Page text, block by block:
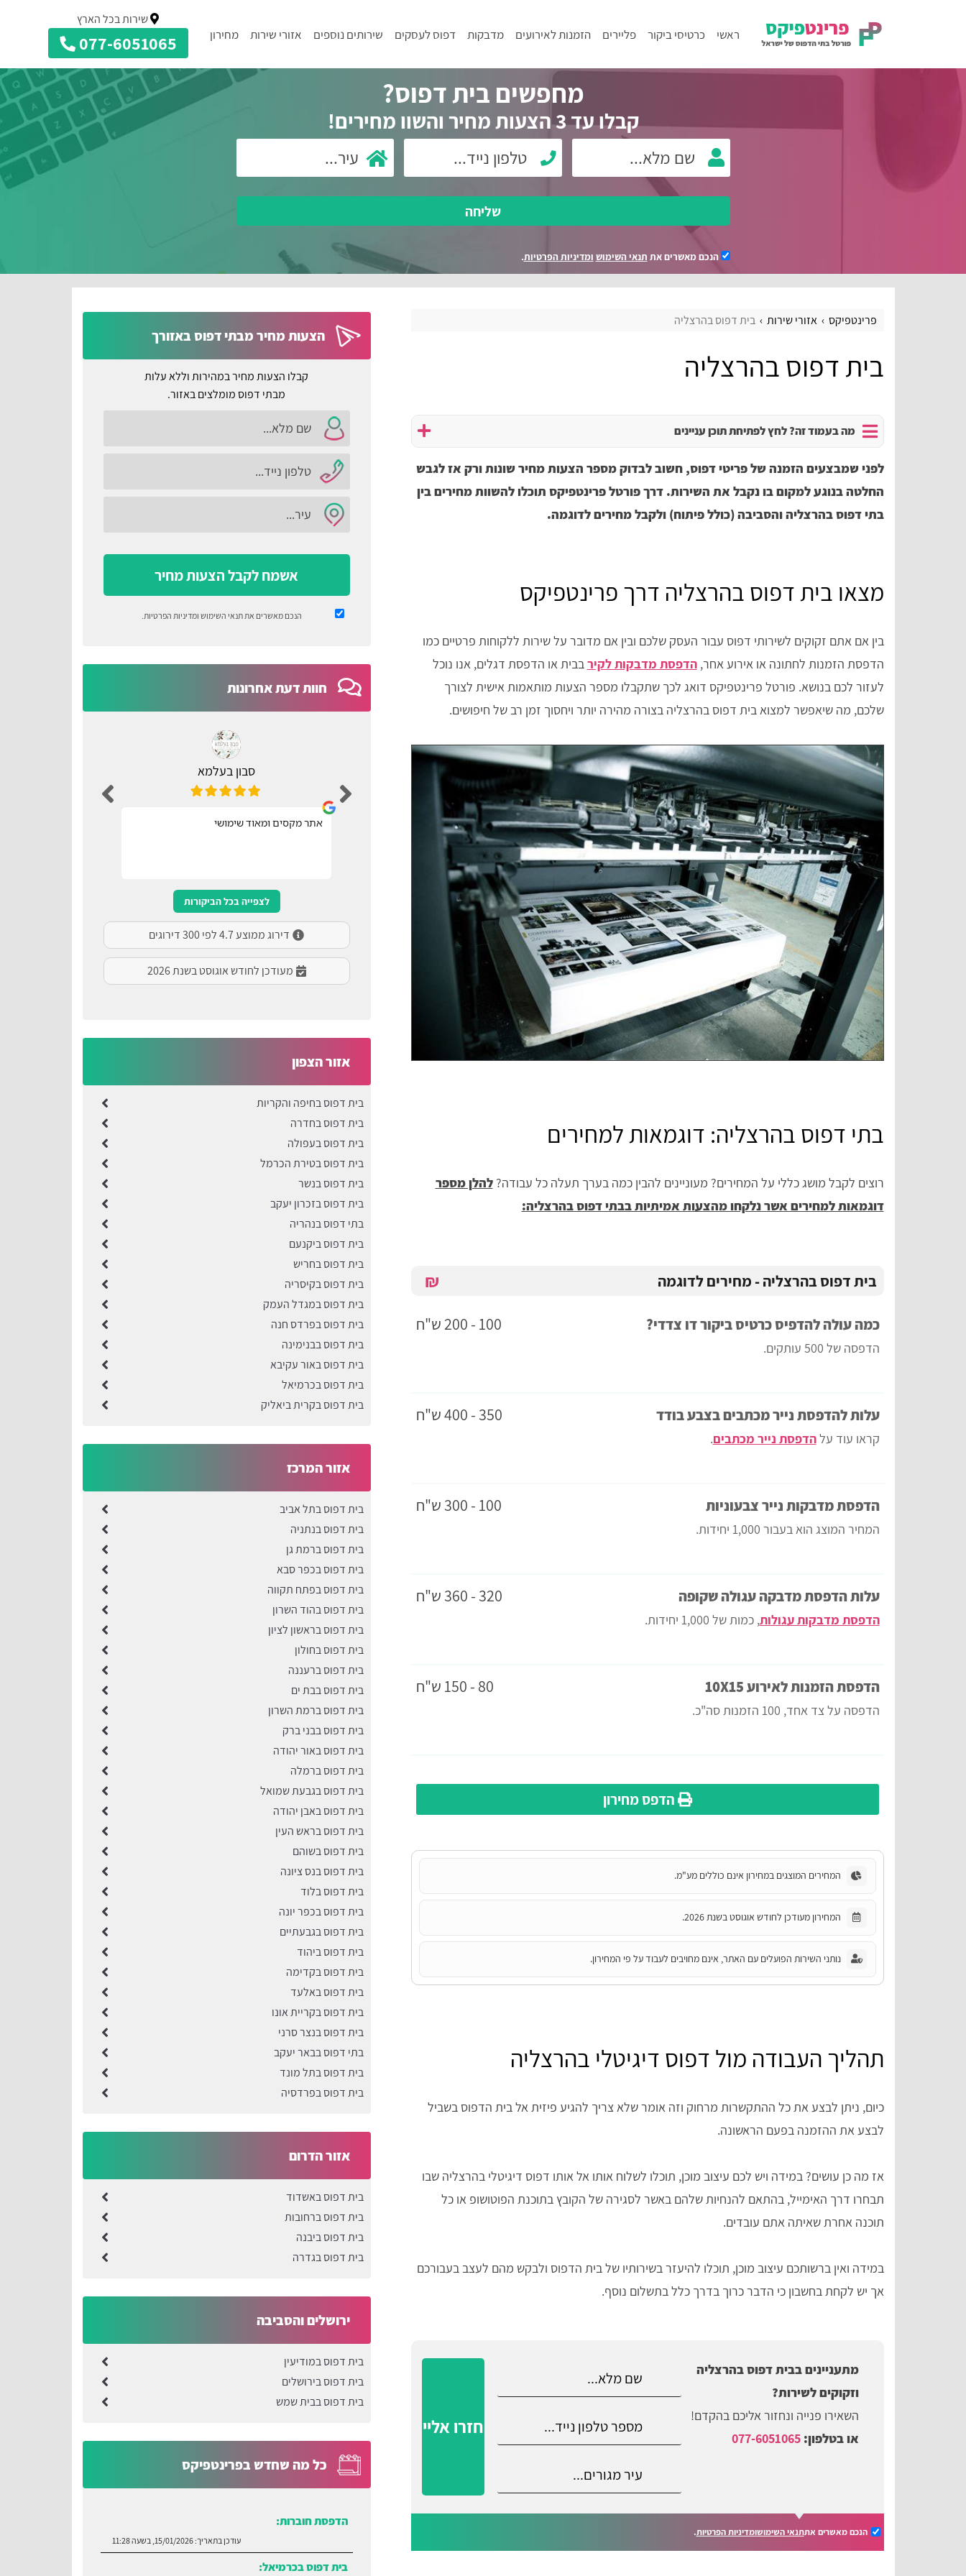
ראשי כרטיסי ביקור פליירים הזמנות לאירועים מדבקות דפוס לעסקים שירותים נוספים אזורי שירות מחירון
שירות בכל הארץ
077-6051065
מחפשים בית דפוס?
קבלו עד 3 הצעות מחיר והשוו מחירים!
שליחה
הנכם מאשרים את תנאי השימוש ומדיניות הפרטיות.
פרינטפיקס אזורי שירות בית דפוס בהרצליה
בית דפוס בהרצליה
מה בעמוד זה? לחץ לפתיחת תוכן עניינים
לפני שמבצעים הזמנה של פריטי דפוס, חשוב לבדוק מספר הצעות מחיר שונות ורק אז לגבש
החלטה בנוגע למקום בו נקבל את השירות. דרך פורטל פרינטפיקס תוכלו להשוות מחירים בין
בתי דפוס בהרצליה והסביבה (כולל פיתוח) ולקבל מחירים לדוגמה.
מצאו בית דפוס בהרצליה דרך פרינטפיקס
בין אם אתם זקוקים לשירותי דפוס עבור העסק שלכם ובין אם מדובר על שירות ללקוחות פרטיים כמו
הדפסת הזמנות לחתונה או אירוע אחר,הדפסת מדבקות לקירבבית או הדפסת דגלים, אנו נוכל
לעזור לכם בנושא. פורטל פרינטפיקס דואג לכך שתקבלו מספר הצעות מותאמות אישית לצורך
שלכם, מה שיאפשר למצוא בית דפוס בהרצליה בצורה מהירה יותר ויחסוך זמן רב של חיפושים.
בתי דפוס בהרצליה: דוגמאות למחירים
רוצים לקבל מושג כללי על המחירים? מעוניינים להבין כמה בערך תעלה כל עבודה?להלן מספר
דוגמאות למחירים אשר נלקחו מהצעות אמיתיות בבתי דפוס בהרצליה:
₪ בית דפוס בהרצליה - מחירים לדוגמה
כמה עולה להדפיס כרטיס ביקור דו צדדי?
הדפסה של 500 עותקים.
100 - 200 ש"ח
עלות להדפסת נייר מכתבים בצבע בודד
קראו עוד עלהדפסת נייר מכתבים.
350 - 400 ש"ח
הדפסת מדבקות נייר צבעוניות
המחיר המוצג הוא בעבור 1,000 יחידות.
100 - 300 ש"ח
עלות הדפסת מדבקה עגולה שקופה
הדפסת מדבקות עגולות, כמות של 1,000 יחידות.
320 - 360 ש"ח
הדפסת הזמנות לאירוע 10X15
הדפסה על צד אחד, 100 הזמנות סה"כ.
80 - 150 ש"ח
הדפס מחירון
המחירים המוצגים במחירון אינם כוללים מע"מ.
המחירון מעודכן לחודש אוגוסט בשנת 2026.
נותני השירות הפועלים עם האתר, אינם מחויבים לעבוד על פי המחירון.
תהליך העבודה מול דפוס דיגיטלי בהרצליה
כיום, ניתן לבצע את כל ההתקשרות מרחוק וזה אומר שלא צריך להגיע פיזית אל בית הדפוס בשביל
לבצע את ההזמנה בפעם הראשונה.
אז מה כן עושים? במידה ויש לכם עיצוב מוכן, תוכלו לשלוח אותו אל אותו דפוס דיגיטלי בהרצליה שבו
תבחרו דרך האימייל, בהתאם להנחיות שלהם באשר לסגירה של הקובץ בתוכנת הפוטושופ או כל
תוכנה אחרת שאיתה אתם עובדים.
במידה ואין ברשותכם עיצוב מוכן, תוכלו להיעזר בשירותיו של בית הדפוס ולבקש מהם לעצב בעבורכם
אך יש לקחת בחשבון כי הדבר כרוך בדרך כלל בתשלום נוסף.
מתעניינים בבית דפוס בהרצליה
וזקוקים לשירות?
השאירו פנייה ונחזור אליכם בהקדם!
או בטלפון:077-6051065 חזרו אליי
הנכם מאשרים אתתנאי השימושומדיניות הפרטיות.
הצעות מחיר מבתי דפוס באזורך
קבלו הצעות מחיר במהירות וללא עלות
מבתי דפוס מומלצים באזור.
אשמח לקבל הצעות מחיר
הנכם מאשרים אתתנאי השימוש ומדיניות הפרטיות.
חוות דעת אחרונות
סבון בעלמא
אתר מקסים ומאוד שימושי
Ayelet Nativ
אתר נגיש וברור
Tal Meiri
אתר מסודר ומאורגן עם שלל הסברים מפורטים
על סוגי ההדפסה\יצירה
לצפייה בכל הביקורות
דירוג ממוצע 4.7 לפי 300 דירוגים
מעודכן לחודש אוגוסט בשנת 2026
אזור הצפון
בית דפוס בחיפה והקריות
בית דפוס בחדרה
בית דפוס בעפולה
בית דפוס בטירת הכרמל
בית דפוס בנשר
בית דפוס בזכרון יעקב
בתי דפוס בנהריה
בית דפוס ביקנעם
בית דפוס בחריש
בית דפוס בקיסריה
בית דפוס במגדל העמק
בית דפוס בפרדס חנה
בית דפוס בבנימינה
בית דפוס באור עקיבא
בית דפוס בכרמיאל
בית דפוס בקרית ביאליק
אזור המרכז
בית דפוס בתל אביב
בית דפוס בנתניה
בית דפוס ברמת גן
בית דפוס בכפר סבא
בית דפוס בפתח תקווה
בית דפוס בהוד השרון
בית דפוס בראשון לציון
בית דפוס בחולון
בית דפוס ברעננה
בית דפוס בבת ים
בית דפוס ברמת השרון
בית דפוס בבני ברק
​בית דפוס באור יהודה
בית דפוס ברמלה
בית דפוס בגבעת שמואל
בית דפוס באבן יהודה
בית דפוס בראש העין
בית דפוס בשוהם
בית דפוס בנס ציונה
בית דפוס בלוד
בית דפוס בכפר יונה
בית דפוס בגבעתיים
בית דפוס ביהוד
בית דפוס בקדימה
בית דפוס באלעד
בית דפוס בקריית אונו
בית דפוס בנצר סרני
בתי דפוס בבאר יעקב
בית דפוס בתל מונד
בית דפוס בפרדסיה
אזור הדרום
בית דפוס באשדוד
בית דפוס ברחובות
בית דפוס ביבנה
בית דפוס בגדרה
ירושלים והסביבה
בית דפוס במודיעין
בית דפוס בירושלים
בית דפוס בבית שמש
כל מה שחדש בפרינטפיקס
הדפסת חוברות:
עודכן בתאריך:15/01/2026, בשעה 11:28
בית דפוס בכרמיאל: